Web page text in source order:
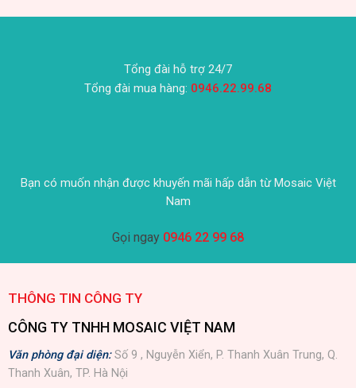
Tổng đài hỗ trợ 24/7
Tổng đài mua hàng: 0946.22.99.68
Bạn có muốn nhận được khuyến mãi hấp dẫn từ Mosaic Việt
Nam
Gọi ngay 0946 22 99 68
THÔNG TIN CÔNG TY
CÔNG TY TNHH MOSAIC VIỆT NAM
Văn phòng đại diện:Số 9 , Nguyễn Xiển, P. Thanh Xuân Trung, Q.
Thanh Xuân, TP. Hà Nội